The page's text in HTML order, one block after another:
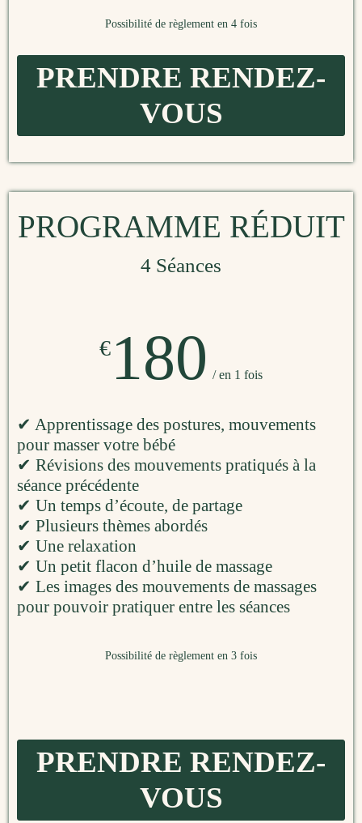
Possibilité de règlement en 4 fois
PRENDRE RENDEZ-
VOUS
PROGRAMME RÉDUIT
4 Séances
✔ Apprentissage des postures, mouvements
pour masser votre bébé
✔ Révisions des mouvements pratiqués à la
séance précédente
✔ Un temps d’écoute, de partage
✔ Plusieurs thèmes abordés
✔ Une relaxation
✔ Un petit flacon d’huile de massage
✔ Les images des mouvements de massages
pour pouvoir pratiquer entre les séances
€180 / en 1 fois
Possibilité de règlement en 3 fois
PRENDRE RENDEZ-
VOUS